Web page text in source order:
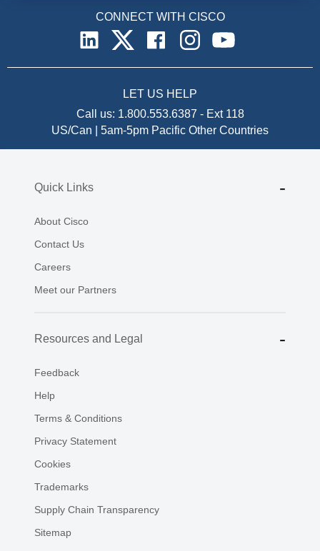
CONNECT WITH CISCO
LET US HELP
Call us: 1.800.553.6387 - Ext 118
US/Can | 5am-5pm Pacific Other Countries